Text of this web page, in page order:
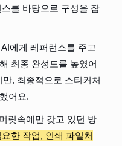
를 바탕으로 구성을 잡
에게 레퍼런스를 주고
최종 완성도를 높였어
, 최종적으로 스티커처
어요.
릿속에만 갖고 있던 방
요한 작업, 인쇄 파일처